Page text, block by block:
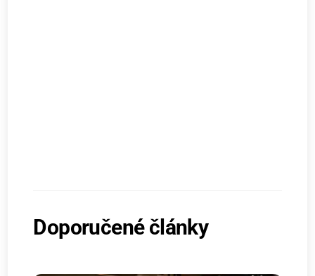
Doporučené články